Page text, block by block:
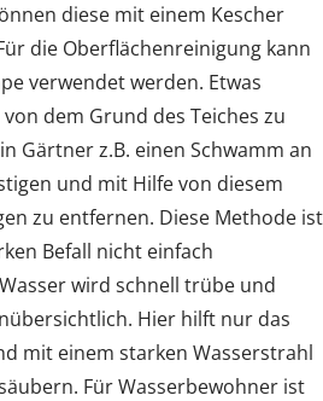
diese mit einem Kescher
die Oberflächenreinigung kann
verwendet werden. Etwas
dem Grund des Teiches zu
Gärtner z.B. einen Schwamm an
und mit Hilfe von diesem
zu entfernen. Diese Methode ist
Befall nicht einfach
wird schnell trübe und
Hier hilft nur das
mit einem starken Wasserstrahl
Für Wasserbewohner ist